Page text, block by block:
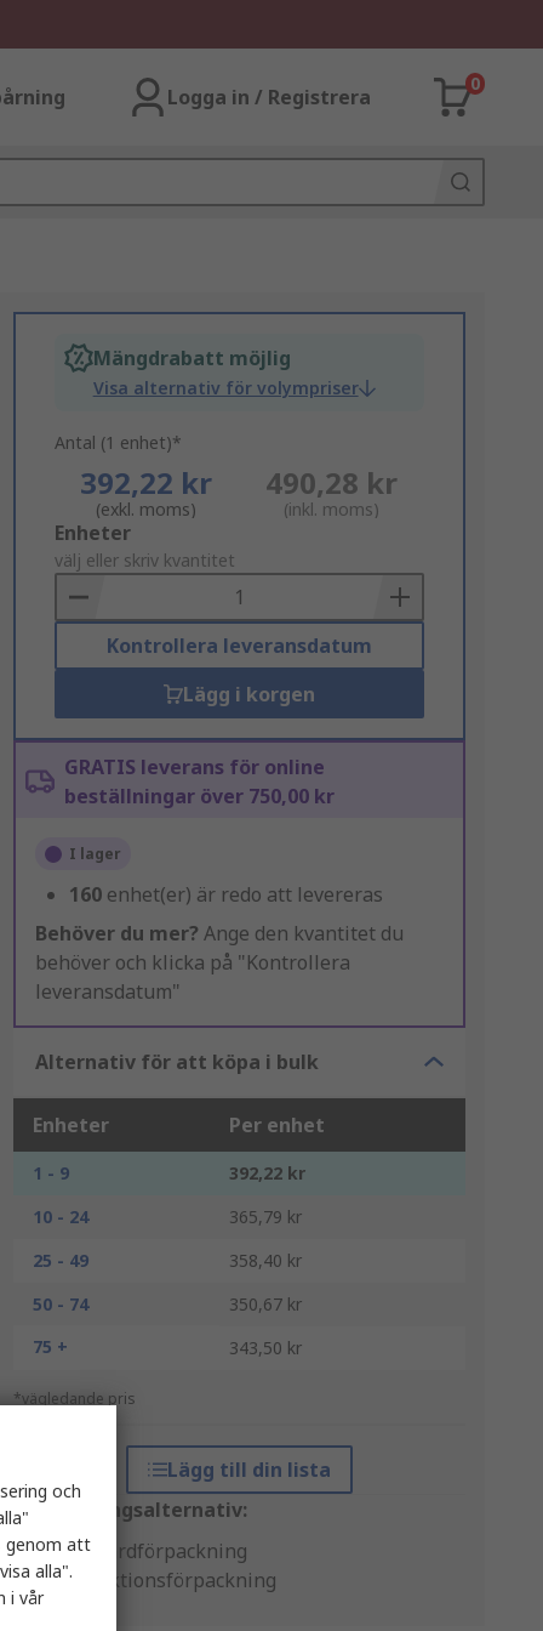
Logga in / Registrera
0
Mängdrabatt möjlig
Visa alternativ för volympriser
Antal (1 enhet)*
392,22 kr
(exkl. moms)
490,28 kr
(inkl. moms)
Add
to
Basket
Enheter
välj eller skriv kvantitet
Kontrollera leveransdatum
Lägg i korgen
GRATIS leverans för online
beställningar över 750,00 kr
I lager
160 enhet(er) är redo att levereras
Behöver du mer? Ange den kvantitet du
behöver och klicka på "Kontrollera
leveransdatum"
Alternativ för att köpa i bulk
Enheter Per enhet
1 - 9
392,22 kr
10 - 24
365,79 kr
25 - 49
358,40 kr
50 - 74
350,67 kr
75 +
343,50 kr
*vägledande pris
Lägg till din lista
Förpackningsalternativ:
Standardförpackning
Produktionsförpackning
och
genom att
alla".
i vår